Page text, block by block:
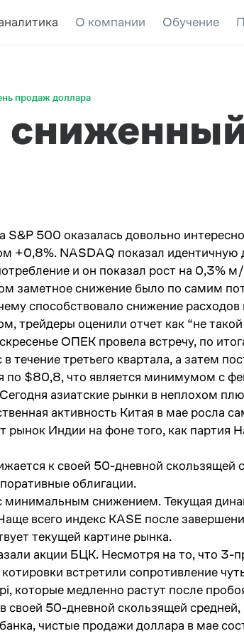
О компании Обучение
продаж доллара
500 оказалась довольно
+0,8%. NASDAQ показал идентичную
и он показал рост на 0,3%
заметное снижение было по самим
способствовало снижение расходов
трейдеры оценили отчет как “не
ОПЕК провела встречу, по
третьего квартала, а затем
по $80,8, что является минимумом с
азиатские рынки в неплохом
активность Китая в мае росла
Индии на фоне того, как партия
к своей 50-дневной скользящей
облигации.
минимальным снижением. Текущая
всего индекс KASE после
текущей картине рынка.
акции БЦК. Несмотря на то, что 3-
встретили сопротивление
которые медленно растут после
своей 50-дневной скользящей
чистые продажи доллара в мае